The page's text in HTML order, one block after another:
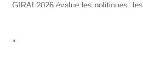
GIRAI 2026 évalue les politiques,
conditions générales de
technologie.
"